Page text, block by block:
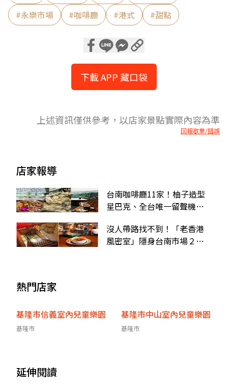
#永樂市場 #咖啡廳 #港式 #甜點
下載 APP 藏口袋
上述資訊僅供參考，以店家景點實際內容為準
回報歇業/錯誤
店家報導
台南咖啡廳11家！柚子造型
星巴克、全台唯一留聲機咖
沒人帶路找不到！「老香港
風密室」隱身台南市場２
熱門店家
基隆市信義室內兒童樂園
基隆市
基隆市中山室內兒童樂園
基隆市
延伸閱讀